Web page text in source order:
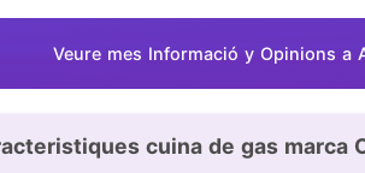
Veure mes Informació y Opinions a
cuina de gas marca